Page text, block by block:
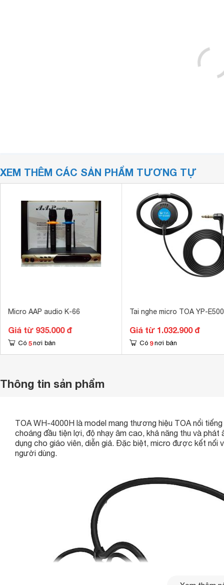
XEM THÊM CÁC SẢN PHẨM TƯƠNG TỰ
Micro AAP audio K-66
Giá từ 935.000 đ
Có 5 nơi bán
Tai nghe micro TOA YP-
Giá từ 1.032.900 đ
Có 9 nơi bán
Thông tin sản phẩm
TOA WH-4000H là model mang thương hiệu TOA nổi
choáng đầu tiện lợi, độ nhạy âm cao, khả năng thu và
dụng cho giáo viên, diễn giả. Đặc biệt, micro được kết nối
người dùng.